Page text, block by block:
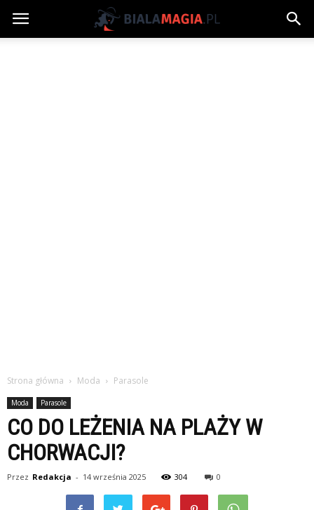
Strona główna Moda Parasole
Moda Parasole
CO DO LEŻENIA NA PLAŻY W
CHORWACJI?
Przez Redakcja - 14 września 2025 304 0